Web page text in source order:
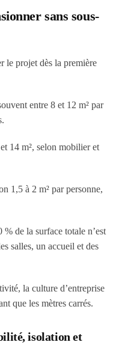
sans sous-
le projet dès la première
entre 8 et 12 m² par
14 m², selon mobilier et
1,5 à 2 m² par personne,
de la surface totale n’est
salles, un accueil et des
la culture d’entreprise
que les mètres carrés.
isolation et